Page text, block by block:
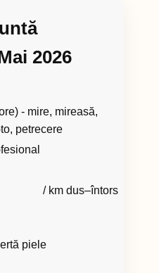
2026
- mire, mireasă,
petrecere
/ km dus–întors
piele